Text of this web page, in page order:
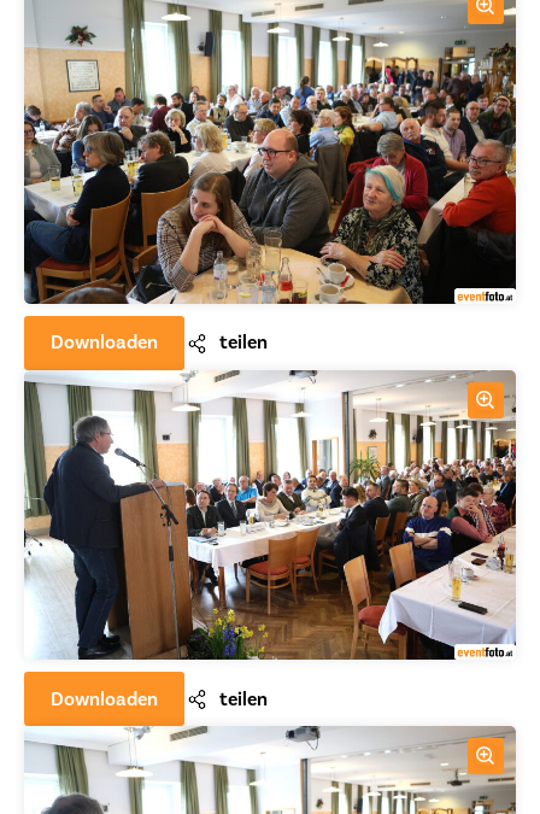
Downloaden teilen
Downloaden teilen